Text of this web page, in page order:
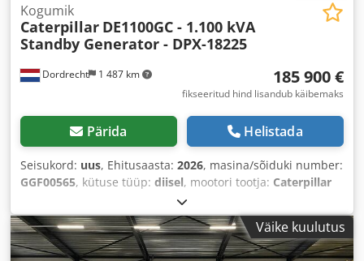
Dordrecht 1 487 km
Kogumik
Caterpillar DE1100GC - 1.100 kVA
Standby Generator - DPX-18225
185 900 €
fikseeritud hind lisandub käibemaks
Pärida Helistada
Seisukord: uus, Ehitusaasta: 2026, masina/sõiduki number:
GGF00565, kütuse tüüp: diisel, mootori tootja: Caterpillar
Väike kuulutus